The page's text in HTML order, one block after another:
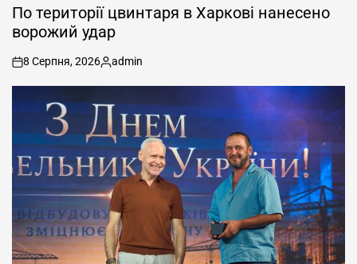
УПо території цвинтаря в Харкові нанесено
ворожий удар
on
8 Серпня, 2026
Опубліковано
admin